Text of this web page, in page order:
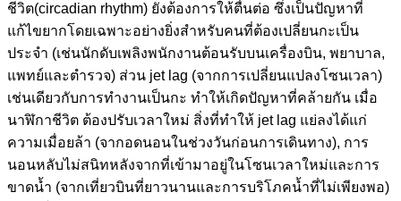
ชีวิต(circadian rhythm) ยังต้องการให้ตื่นต่อ ซึ่งเป็นปัญหาที่
แก้ไขยากโดยเฉพาะอย่างยิ่งสำหรับคนที่ต้องเปลี่ยนกะเป็น
ประจำ (เช่นนักดับเพลิงพนักงานต้อนรับบนเครื่องบิน, พยาบาล,
แพทย์และตำรวจ) ส่วน jet lag (จากการเปลี่ยนแปลงโซนเวลา)
เช่นเดียวกับการทำงานเป็นกะ ทำให้เกิดปัญหาที่คล้ายกัน เมื่อ
นาฬิกาชีวิต ต้องปรับเวลาใหม่ สิ่งที่ทำให้ jet lag แย่ลงได้แก่
ความเมื่อยล้า (จากอดนอนในช่วงวันก่อนการเดินทาง), การ
นอนหลับไม่สนิทหลังจากที่เข้ามาอยู่ในโซนเวลาใหม่และการ
ขาดน้ำ (จากเที่ยวบินที่ยาวนานและการบริโภคน้ำที่ไม่เพียงพอ)